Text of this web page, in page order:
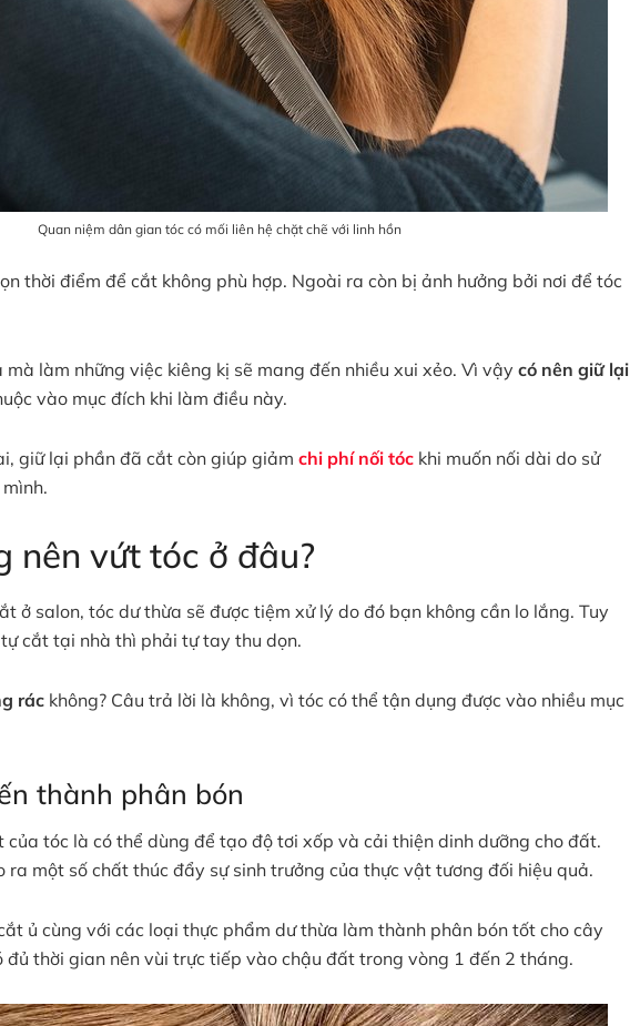
Quan niệm dân gian tóc có mối liên hệ chặt chẽ với linh hồn
thời điểm để cắt không phù hợp. Ngoài ra còn bị ảnh hưởng bởi nơi để tóc
làm những việc kiêng kị sẽ mang đến nhiều xui xẻo. Vì vậy có nên giữ lại
vào mục đích khi làm điều này.
giữ lại phần đã cắt còn giúp giảm chi phí nối tóc khi muốn nối dài do sử
nên vứt tóc ở đâu?
ở salon, tóc dư thừa sẽ được tiệm xử lý do đó bạn không cần lo lắng. Tuy
cắt tại nhà thì phải tự tay thu dọn.
rác không? Câu trả lời là không, vì tóc có thể tận dụng được vào nhiều mục
thành phân bón
tóc là có thể dùng để tạo độ tơi xốp và cải thiện dinh dưỡng cho đất.
ra một số chất thúc đẩy sự sinh trưởng của thực vật tương đối hiệu quả.
ủ cùng với các loại thực phẩm dư thừa làm thành phân bón tốt cho cây
đủ thời gian nên vùi trực tiếp vào chậu đất trong vòng 1 đến 2 tháng.